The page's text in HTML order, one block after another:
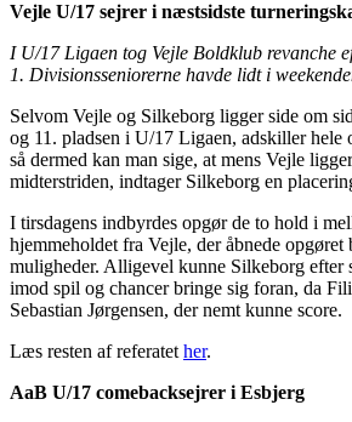
Vejle U/17 sejrer i næstsidste
I U/17 Ligaen tog Vejle Boldklub revanche
1. Divisionsseniorerne havde lidt i
Selvom Vejle og Silkeborg ligger side om
og 11. pladsen i U/17 Ligaen, adskiller hele
så dermed kan man sige, at mens Vejle
midterstriden, indtager Silkeborg en
I tirsdagens indbyrdes opgør de to hold i
hjemmeholdet fra Vejle, der åbnede opgøret
muligheder. Alligevel kunne Silkeborg efter
imod spil og chancer bringe sig foran, da
Sebastian Jørgensen, der nemt kunne score.
Læs resten af referatet her.
AaB U/17 comebacksejrer i Esbjerg